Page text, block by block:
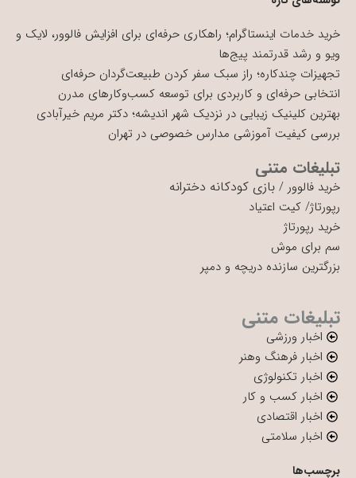
خرید خدمات اینستاگرام؛ راهکاری حرفه‌ای برای افزایش فالوور، لایک و
ویو و رشد قدرتمند پیج‌ها
تجهیزات چندکاره؛ راز سبک سفر کردن طبیعت‌گردان حرفه‌ای
انتخابی حرفه‌ای و کاربردی برای توسعه کسب‌وکارهای مدرن
بهترین کلینیک زیبایی در نزدیک شهر اندیشه؛ دکتر مریم خیرآبادی
بررسی کیفیت آموزشی مدارس خصوصی در تهران
تبلیغات متنی
خرید فالوور / بازی کودکانه دخترانه
رپورتاژ/ کیت اعتیاد
خرید رپورتاژ
سم برای موش
بزرگترین سازنده دریچه و دمپر
تبلیغات متنی
اخبار ورزشی
اخبار فرهنگ وهنر
اخبار تکنولوژی
اخبار کسب و کار
اخبار اقتصادی
اخبار سلامتی
برچسب‌ها